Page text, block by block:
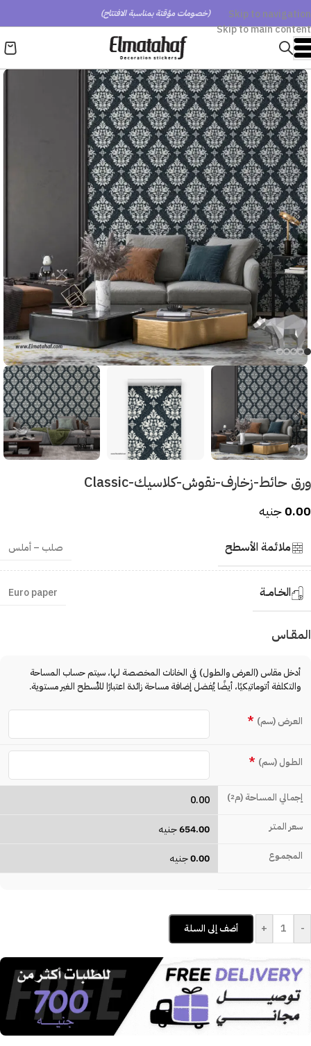
Skip to navigation
Skip to main content
(خصومات مؤقتة بمناسبة الافتتاح)
ورق حائط-زخارف-نقوش-كلاسيك-Classic
0.00جنيه
ملائمة الأسطح صلب – أملس
الخـامــة Euro paper
المقـاس
أدخل مقاس (العرض والطول) في الخانات المخصصة لها، سيتم حساب المساحة
والتكلفة أتوماتيكيًا، أيضًا يُفضل إضافة مساحة زائدة اعتبارًا للأسطح الغير مستوية.
العـرض (سم) *
الطـول (سم) *
إجمالي المساحة (م2
)
0.00
سعر المتـر 654.00جنيه
المجمـوع 0.00جنيه
-
+ أضف إلى السلة